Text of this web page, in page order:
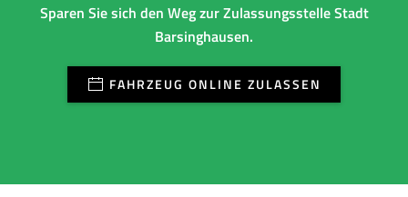
Sparen Sie sich den Weg zur Zulassungsstelle Stadt
Barsinghausen.
FAHRZEUG ONLINE ZULASSEN